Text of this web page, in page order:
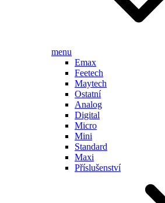
menu
Emax
Feetech
Maytech
Ostatní
Analog
Digital
Micro
Mini
Standard
Maxi
Příslušenství